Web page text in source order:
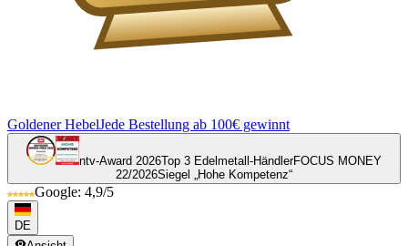
Goldener HebelJede Bestellung ab 100€ gewinnt
ntv-Award 2026Top 3 Edelmetall-HändlerFOCUS MONEY
22/2026Siegel „Hohe Kompetenz“
Google: 4,9/5
DE